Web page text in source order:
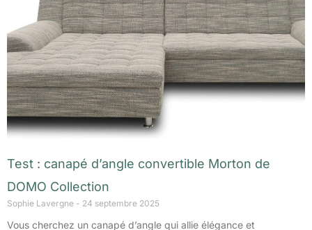
Test : canapé d’angle convertible Morton de
DOMO Collection
Sophie Lavergne 24 septembre 2025
Vous cherchez un canapé d’angle qui allie élégance et